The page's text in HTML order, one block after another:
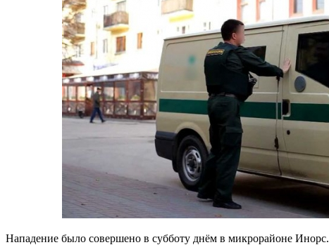
электронную
Нападение было совершено в субботу днём в микрорайоне Инорс.